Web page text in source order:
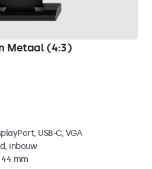
Metaal (4:3)
USB-C, VGA
inbouw
44 mm